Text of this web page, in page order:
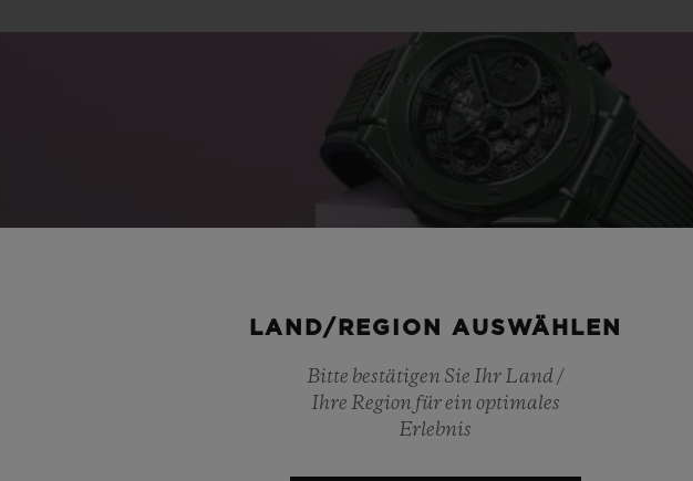
LAND/REGION AUSWÄHLEN
Bitte bestätigen Sie Ihr Land /
Ihre Region für ein optimales
Erlebnis